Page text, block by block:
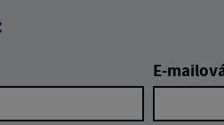
E-